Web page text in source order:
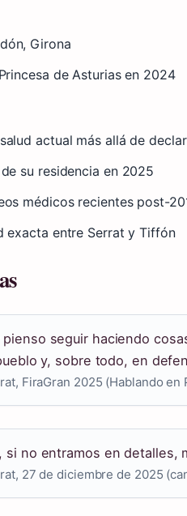
Girona
de Asturias en 2024
actual más allá de
su residencia en 2025
médicos recientes post-
exacta entre Serrat y Tiffón
pienso seguir haciendo
y, sobre todo, en
FiraGran 2025 (Hablando en
si no entramos en detalles,
27 de diciembre de 2025